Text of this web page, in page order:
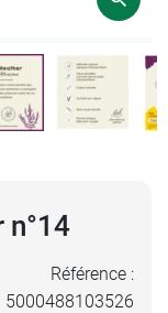
n°14
Référence :
5000488103526